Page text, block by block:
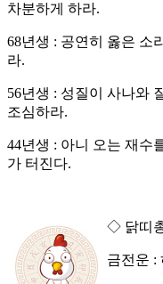
차분하게 하라.
68년생 : 공연히 옳은 소
라.
56년생 : 성질이 사나와
조심하라.
44년생 : 아니 오는 재수
가 터진다.
◇ 닭띠
금전운 :